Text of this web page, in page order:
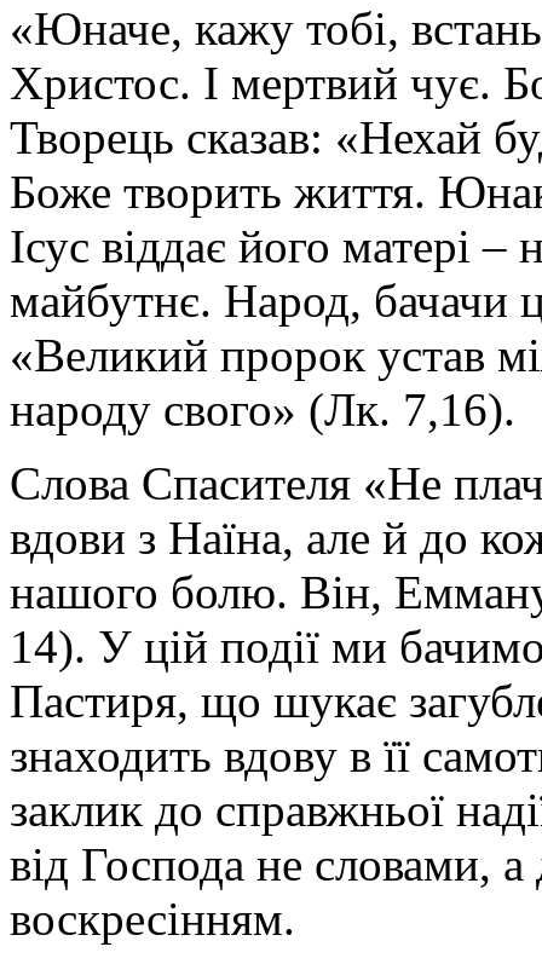
«Юначе, кажу тобі,
Христос. І мертвий чує.
Творець сказав: «Нехай
Боже творить життя.
Ісус віддає його матері –
майбутнє. Народ, бачачи
«Великий пророк устав
народу свого» (Лк. 7,16).
Слова Спасителя «Не
вдови з Наїна, але й до
нашого болю. Він,
14). У цій події ми
Пастиря, що шукає
знаходить вдову в її
заклик до справжньої
від Господа не словами,
воскресінням.